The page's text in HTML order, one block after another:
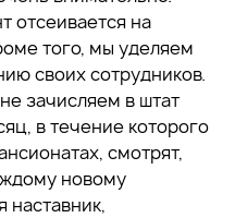
отсеивается на
того, мы уделяем
своих сотрудников.
зачисляем в штат
в течение которого
смотрят,
новому
наставник,